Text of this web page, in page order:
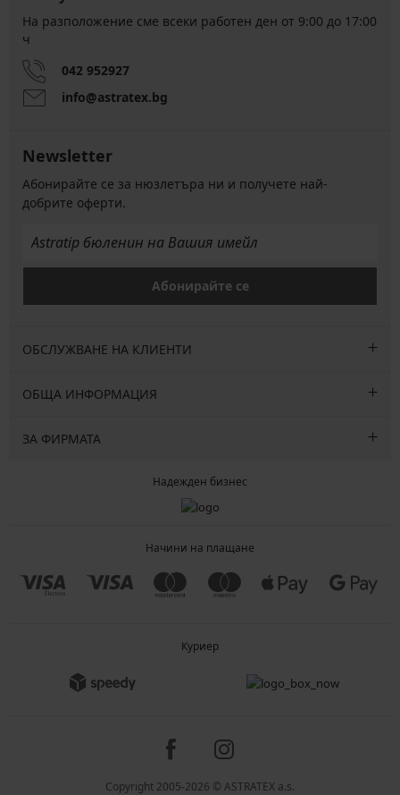
На разположение сме всеки работен ден от 9:00 до 17:00
ч
042 952927
info@astratex.bg
Newsletter
Абонирайте се за нюзлетъра ни и получете най-
добрите оферти.
Абонирайте се
ОБСЛУЖВАНЕ НА КЛИЕНТИ
ОБЩА ИНФОРМАЦИЯ
ЗА ФИРМАТА
Надежден бизнес
Начини на плащане
Куриер
Copyright 2005-2026 © ASTRATEX a.s.